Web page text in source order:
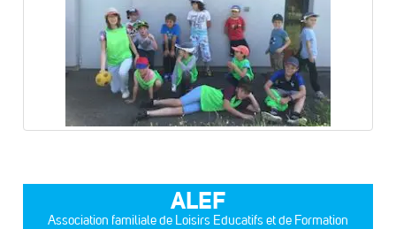
ALEF
Association familiale de Loisirs Educatifs et de Formation